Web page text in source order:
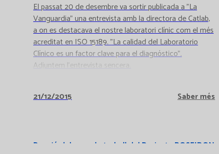
El passat 20 de desembre va sortir publicada a "La
Vanguardia" una entrevista amb la directora de Catlab,
a on es destacava el nostre laboratori clínic com el més
acreditat en ISO 15189. "La calidad del Laboratorio
Clínico es un factor clave para el diagnóstico".
Adjuntem l'entrevista sencera.
21/12/2015 Saber més
Reunió del grup de treball del Projecte POSEIDON